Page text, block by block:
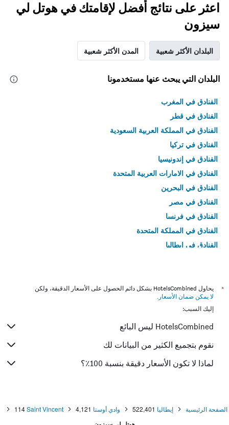
اعثر على نتائج أفضل لإقامتك في هوتل لي
سيزون
البلدان الأكثر شعبية المدن الأكثر شعبية
البلدان التي يبحث عنها مستخدمونا
الفنادق في المغرب
الفنادق في قطر
الفنادق في المملكة العربية السعودية
الفنادق في تركيا
الفنادق في إندونيسيا
الفنادق في الامارات العربية المتحدة
الفنادق في البحرين
الفنادق في مصر
الفنادق في فرنسا
الفنادق في المملكة المتحدة
الفنادق في إيطاليا
*
يحاول HotelsCombined بشكل دائم الحصول على الأسعار الدقيقة، ولكن
لا يمكن ضمان الأسعار .
إليك السبب:
HotelsCombined ليس البائع
نقوم بتجميع الكثير من البيانات لك
لماذا لا تكون الأسعار دقيقة بنسبة 100٪؟
الصفحة الرئيسية إيطاليا 522,401 وادي أوستا 4,121
Saint Vincent
114